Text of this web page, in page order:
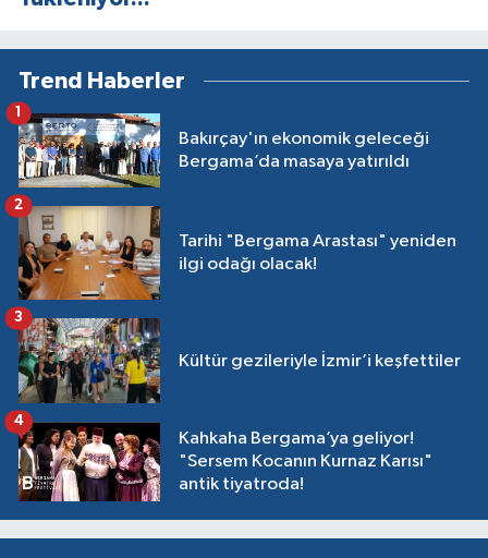
Trend Haberler
Bakırçay'ın ekonomik geleceği
Bergama’da masaya yatırıldı
1
Tarihi "Bergama Arastası" yeniden
ilgi odağı olacak!
2
Kültür gezileriyle İzmir’i keşfettiler
3
Kahkaha Bergama’ya geliyor!
"Sersem Kocanın Kurnaz Karısı"
antik tiyatroda!
4